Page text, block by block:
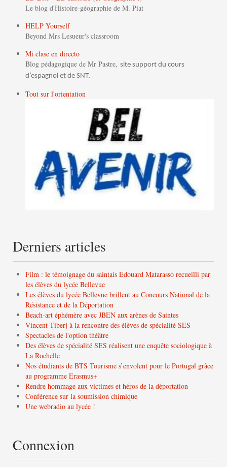
Le blog d'Histoire-géographie de M. Piat
HELP Yourself
Beyond Mrs Lesueur's classroom
Mi clase en directo
Blog pédagogique de Mr Pastre, site support du cours
d’espagnol et de SNT.
Tout sur l'orientation
Derniers articles
Film : le témoignage du saintais Edouard Matarasso recueilli par
les élèves du lycée Bellevue
Les élèves du lycée Bellevue brillent au Concours National de la
Résistance et de la Déportation
Beach-art éphémère avec JBEN aux arènes de Saintes
Vincent Tiberj à la rencontre des élèves de spécialité SES
Spectacles de l'option théâtre
Des élèves de spécialité SES réalisent une enquête sociologique à
La Rochelle
Nos étudiants de BTS Tourisme s’envolent pour le Portugal grâce
au programme Erasmus+
Rendre hommage aux victimes et héros de la déportation
Conférence sur la soumission chimique
Une webradio au lycée !
Connexion